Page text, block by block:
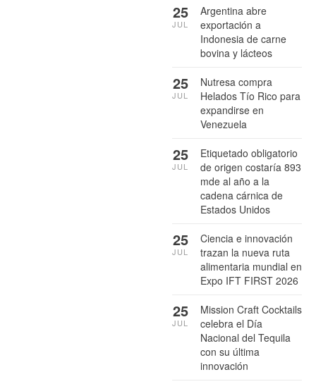
Argentina abre
exportación a
Indonesia de carne
bovina y lácteos
25
JUL
Nutresa compra
Helados Tío Rico para
expandirse en
Venezuela
25
JUL
Etiquetado obligatorio
de origen costaría 893
mde al año a la
cadena cárnica de
Estados Unidos
25
JUL
Ciencia e innovación
trazan la nueva ruta
alimentaria mundial en
Expo IFT FIRST 2026
25
JUL
Mission Craft Cocktails
celebra el Día
Nacional del Tequila
con su última
innovación
25
JUL